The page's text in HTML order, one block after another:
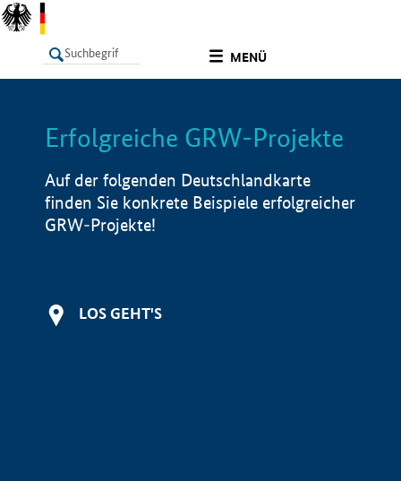
MENÜ
LISTE Info
Erfolgreiche GRW-Projekte
Auf der folgenden Deutschlandkarte
finden Sie konkrete Beispiele erfolgreicher
GRW-Projekte!
LOS GEHT'S